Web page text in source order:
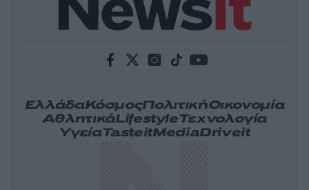
ΕλλάδαΚόσμοςΠολιτικήΟικονομία
ΑθλητικάLifestyleΤεχνολογία
ΥγείαTasteitMediaDriveit